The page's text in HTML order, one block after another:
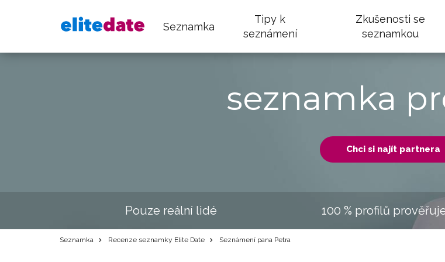
Seznamka
Tipy k
seznámení
Zkušenosti se
seznamkou
seznamka
Chci si najít partnera
Pouze reální lidé 100 % profilů
Seznamka Recenze seznamky Elite Date Seznámení pana Petra